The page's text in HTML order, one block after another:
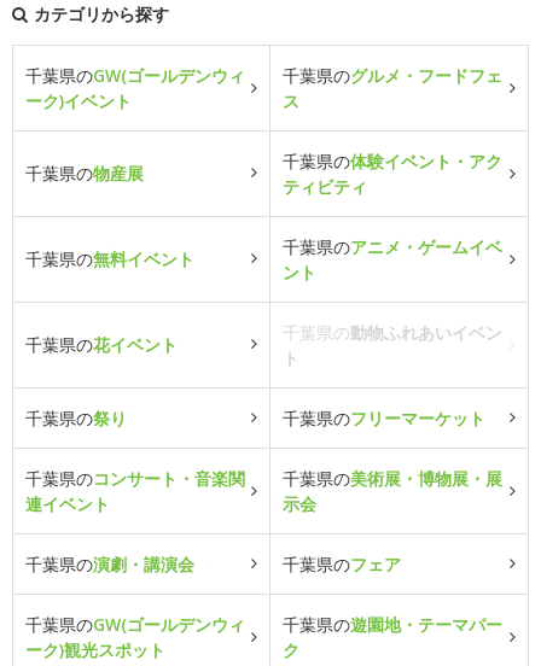
カテゴリから探す
千葉県のGW(ゴールデンウィ
ーク)イベント
千葉県のグルメ・フードフェ
ス
千葉県の物産展
千葉県の体験イベント・アク
ティビティ
千葉県の無料イベント
千葉県のアニメ・ゲームイベ
ント
千葉県の花イベント
千葉県の動物ふれあいイベン
ト
千葉県の祭り 千葉県のフリーマーケット
千葉県のコンサート・音楽関
連イベント
千葉県の美術展・博物展・展
示会
千葉県の演劇・講演会 千葉県のフェア
千葉県のGW(ゴールデンウィ
ーク)観光スポット
千葉県の遊園地・テーマパー
ク